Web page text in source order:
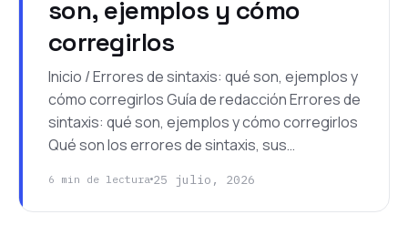
son, ejemplos y cómo
corregirlos
Inicio / Errores de sintaxis: qué son, ejemplos y
cómo corregirlos Guía de redacción Errores de
sintaxis: qué son, ejemplos y cómo corregirlos
Qué son los errores de sintaxis, sus…
6 min de lectura 25 julio, 2026